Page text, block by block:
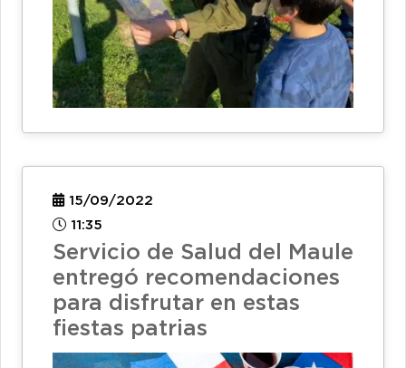
15/09/2022
11:35
Servicio de Salud del Maule
entregó recomendaciones
para disfrutar en estas
fiestas patrias